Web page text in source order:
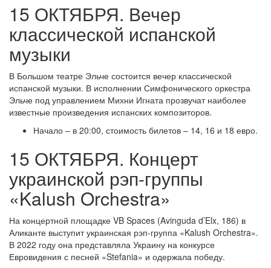
15 ОКТЯБРЯ. Вечер
классической испанской
музыки
В Большом театре Эльче состоится вечер классической
испанской музыки. В исполнении Симфонического оркестра
Эльче под управлением Михни Игната прозвучат наиболее
известные произведения испанских композиторов.
Начало – в 20:00, стоимость билетов – 14, 16 и 18 евро.
15 ОКТЯБРЯ. Концерт
украинской рэп-группы
«Kalush Orchestra»
На концертной площадке VB Spaces (Avinguda d’Elx, 186) в
Аликанте выступит украинская рэп-группа «Kalush Orchestra».
В 2022 году она представляла Украину на конкурсе
Евровидения с песней «Stefania» и одержала победу.